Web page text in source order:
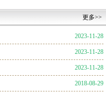
更多>>
2023-11-28
2023-11-28
2023-11-28
2018-08-29